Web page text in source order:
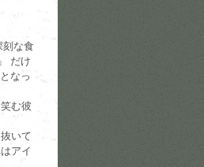
刻な食
だけ
なっ
む彼
いて
アイ